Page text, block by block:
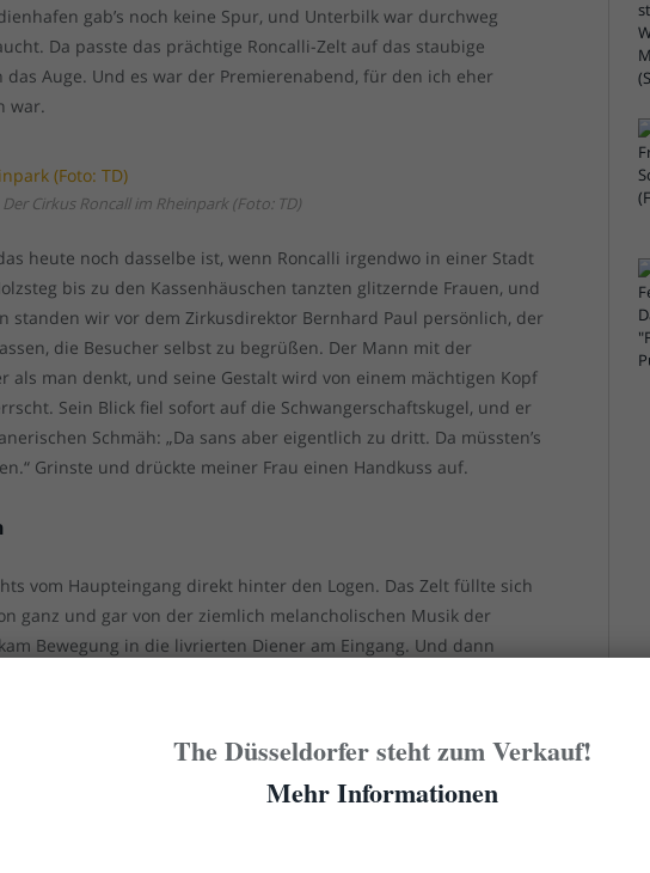
gab’s noch keine Spur, und Unterbilk war durchweg
Da passte das prächtige Roncalli-Zelt auf das staubige
das Auge. Und es war der Premierenabend, für den ich eher
war.
Der Cirkus Roncall im Rheinpark (Foto: TD)
heute noch dasselbe ist, wenn Roncalli irgendwo in einer Stadt
bis zu den Kassenhäuschen tanzten glitzernde Frauen, und
standen wir vor dem Zirkusdirektor Bernhard Paul persönlich, der
die Besucher selbst zu begrüßen. Der Mann mit der
als man denkt, und seine Gestalt wird von einem mächtigen Kopf
Sein Blick fiel sofort auf die Schwangerschaftskugel, und er
Schmäh: „Da sans aber eigentlich zu dritt. Da müssten’s
Grinste und drückte meiner Frau einen Handkuss auf.
vom Haupteingang direkt hinter den Logen. Das Zelt füllte sich
ganz und gar von der ziemlich melancholischen Musik der
Bewegung in die livrierten Diener am Eingang. Und dann
führte sie persönlich zu ihrer Loge: den Andy und den Joseph,
deren Bedeutung und Funktion nicht deutlich wurde. Um
nicht anders, als während des Programms immer mal wieder zu
Während Herr Warhol sein feines Lächeln ziemlich
Beuys königlich – besonders bei den Clown-Nummern.
The Düsseldorfer steht zum Verkauf!
Mehr Informationen